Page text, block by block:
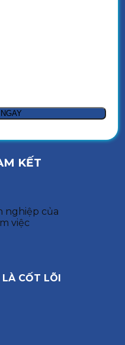
KẾT
nghiệp của
việc
CỐT LÕI